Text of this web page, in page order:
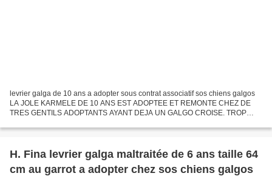
levrier galga de 10 ans a adopter sous contrat associatif sos chiens galgos
LA JOLE KARMELE DE 10 ANS EST ADOPTEE ET REMONTE CHEZ DE
TRES GENTILS ADOPTANTS AYANT DEJA UN GALGO CROISE. TROP
NOUS...
H. Fina levrier galga maltraitée de 6 ans taille 64
cm au garrot a adopter chez sos chiens galgos